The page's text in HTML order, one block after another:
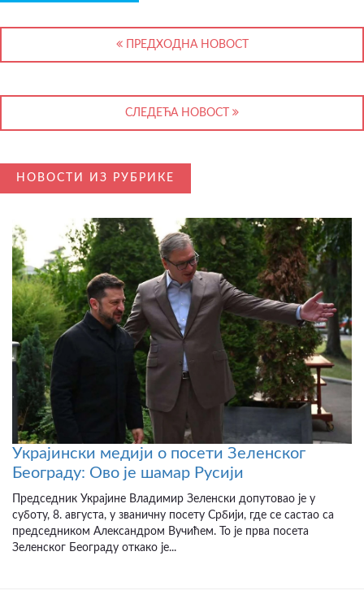
ПРЕДХОДНА НОВОСТ
СЛЕДЕЋА НОВОСТ
НОВОСТИ ИЗ РУБРИКЕ
Украјински медији о посети Зеленског
Београду: Ово је шамар Русији
Председник Украјине Владимир Зеленски допутовао је у
суботу, 8. августа, у званичну посету Србији, где се састао са
председником Александром Вучићем. То је прва посета
Зеленског Београду откако је...